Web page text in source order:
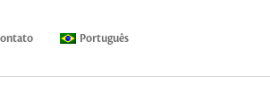
Português